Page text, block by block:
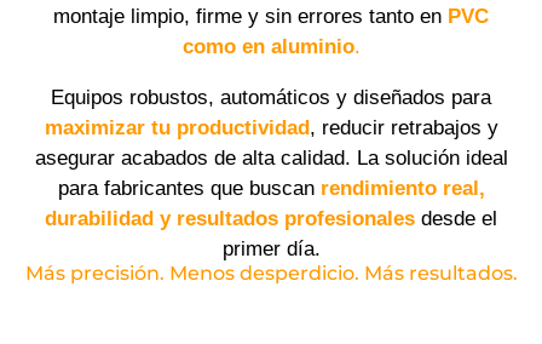
montaje limpio, firme y sin errores tanto en PVC
como en aluminio.
Equipos robustos, automáticos y diseñados para
maximizar tu productividad , reducir retrabajos y
asegurar acabados de alta calidad. La solución ideal
para fabricantes que buscan rendimiento real,
durabilidad y resultados profesionales desde el
primer día.
Más precisión. Menos desperdicio. Más resultados.